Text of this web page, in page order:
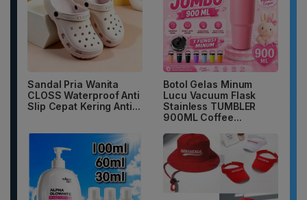
Sandal Pria Wanita
CLOSS Waterproof Anti
Slip Cepat Kering Anti...
Botol Gelas Minum
Lucu Vacuum Flask
Stainless TUMBLER
900ML Coffee...